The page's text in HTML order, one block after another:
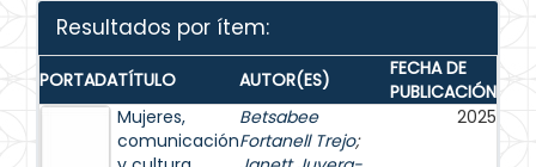
Resultados por ítem:
PORTADATÍTULO AUTOR(ES)
FECHA DE
PUBLICACIÓN
Mujeres,
comunicación
Betsabee
Fortanell Trejo;
2025